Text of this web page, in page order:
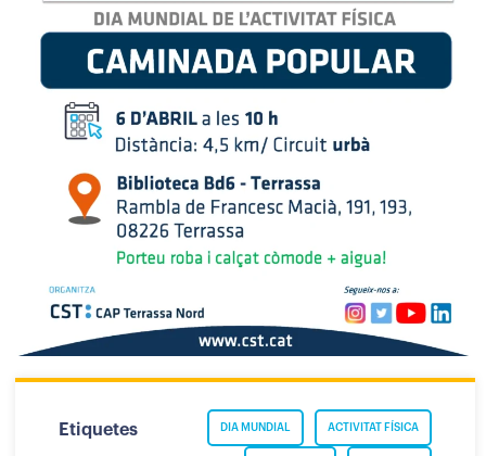
Etiquetes ACTIVITAT FÍSICA
DIA MUNDIAL